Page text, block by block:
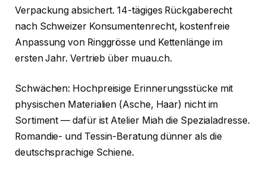
Verpackung absichert. 14-tägiges Rückgaberecht
nach Schweizer Konsumentenrecht, kostenfreie
Anpassung von Ringgrösse und Kettenlänge im
ersten Jahr. Vertrieb über muau.ch.
Schwächen: Hochpreisige Erinnerungsstücke mit
physischen Materialien (Asche, Haar) nicht im
Sortiment — dafür ist Atelier Miah die Spezialadresse.
Romandie- und Tessin-Beratung dünner als die
deutschsprachige Schiene.